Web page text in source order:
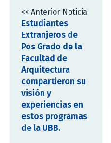
<< Anterior Noticia
Estudiantes
Extranjeros de
Pos Grado de la
Facultad de
Arquitectura
compartieron su
visión y
experiencias en
estos programas
de la UBB.